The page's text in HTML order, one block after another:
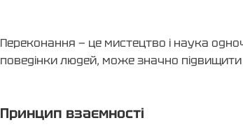
Переконання — це мистецтво і наука
поведінки людей, може значно
Принцип взаємності